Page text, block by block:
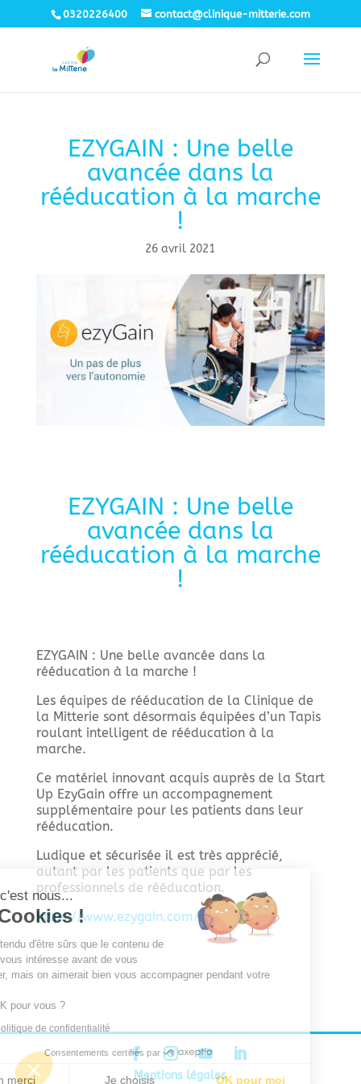
0320226400 contact@clinique-mitterie.com
EZYGAIN : Une belle
avancée dans la
rééducation à la marche
!
26 avril 2021
EZYGAIN : Une belle
avancée dans la
rééducation à la marche
!
EZYGAIN : Une belle avancée dans la
rééducation à la marche !
Les équipes de rééducation de la Clinique de
la Mitterie sont désormais équipées d’un Tapis
roulant intelligent de rééducation à la
marche.
Ce matériel innovant acquis auprès de la Start
Up EzyGain offre un accompagnement
supplémentaire pour les patients dans leur
rééducation.
Ludique et sécurisée il est très apprécié,
autant par les patients que par les
professionnels de rééducation.
https://www.ezygain.com/
Mentions légales
Salut c'est nous...
les Cookies !
On a attendu d'être sûrs que le contenu de
ce site vous intéresse avant de vous
déranger, mais on aimerait bien vous accompagner pendant votre
C'est OK pour vous ?
Lire la politique de confidentialité
Consentements certifiés par
Non merci Je choisis OK pour moi